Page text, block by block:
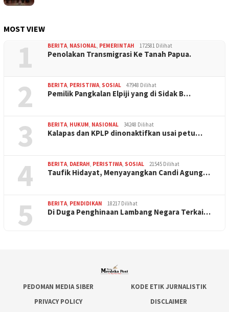
MOST VIEW
1 BERITA, NASIONAL, PEMERINTAH 172581 Dilihat
Penolakan Transmigrasi Ke Tanah Papua.
2 BERITA, PERISTIWA, SOSIAL 47948 Dilihat
Pemilik Pangkalan Elpiji yang di Sidak B…
3 BERITA, HUKUM, NASIONAL 34248 Dilihat
Kalapas dan KPLP dinonaktifkan usai petu…
4 BERITA, DAERAH, PERISTIWA, SOSIAL 21545 Dilihat
Taufik Hidayat, Menyayangkan Candi Agung…
5 BERITA, PENDIDIKAN 18217 Dilihat
Di Duga Penghinaan Lambang Negara Terkai…
PEDOMAN MEDIA SIBER
KODE ETIK JURNALISTIK
PRIVACY POLICY
DISCLAIMER